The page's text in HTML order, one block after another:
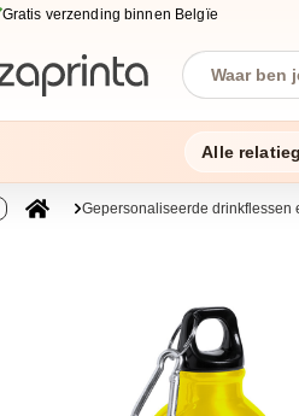
Gratis verzending binnen Belgïe
Alle
Gepersonaliseerde drinkflessen